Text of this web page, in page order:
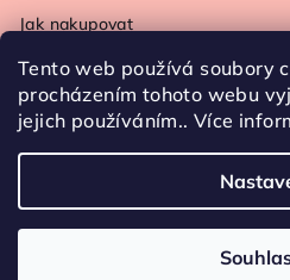
Tento web používá soubory
procházením tohoto webu
jejich používáním.. Více
Jak nakupovat
Kontakt
Obchodní podmínky